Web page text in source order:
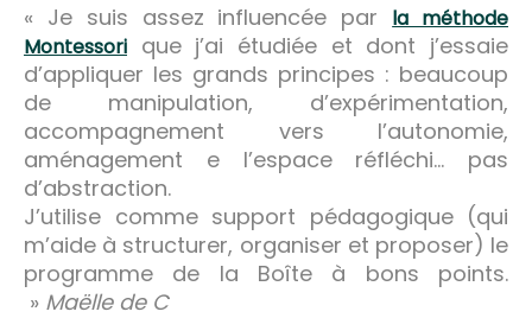
« Je suis assez influencée par la méthode
Montessori que j’ai étudiée et dont j’essaie
d’appliquer les grands principes : beaucoup
de manipulation, d’expérimentation,
accompagnement vers l’autonomie,
aménagement e l’espace réfléchi… pas
d’abstraction.
J’utilise comme support pédagogique (qui
m’aide à structurer, organiser et proposer) le
programme de la Boîte à bons points.
» Maëlle de C